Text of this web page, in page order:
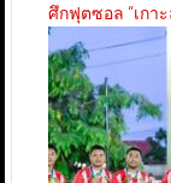
ศึกฟุตซอล “เกา